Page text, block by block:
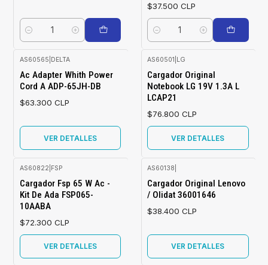
Cantidad
$37.500 CLP
Cantidad
AS60565 DELTA
Ac Adapter Whith Power
Cord A ADP-65JH-DB
$63.300 CLP
VER DETALLES
AS60501 LG
Cargador Original
Notebook LG 19V 1.3A L
LCAP21
$76.800 CLP
VER DETALLES
AS60822 FSP
Cargador Fsp 65 W Ac -
Kit De Ada FSP065-
10AABA
$72.300 CLP
VER DETALLES
AS60138
Cargador Original Lenovo
/ Olidat 36001646
$38.400 CLP
VER DETALLES